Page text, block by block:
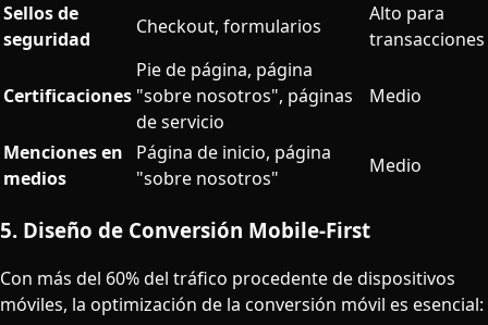
Sellos de
seguridad
Checkout, formularios
Alto para
transacciones
Certificaciones
Pie de página, página
"sobre nosotros", páginas
de servicio
Medio
Menciones en
medios
Página de inicio, página
"sobre nosotros"
Medio
5. Diseño de Conversión Mobile-First
Con más del 60% del tráfico procedente de dispositivos
móviles, la optimización de la conversión móvil es esencial: